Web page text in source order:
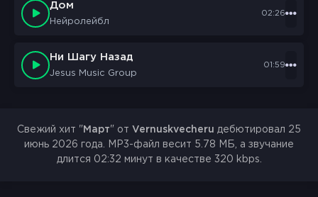
Дом
Нейролейбл
02:26
Ни Шагу Назад
Jesus Music Group
01:59
Свежий хит " Март" от Vernuskvecheru дебютировал 25
июнь 2026 года. MP3-файл весит 5.78 МБ, а звучание
длится 02:32 минут в качестве 320 kbps.